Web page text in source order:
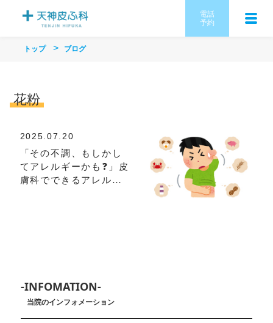
電話
予約
トップ ブログ
花粉
2025.07.20
「その不調、もしかし
てアレルギーかも❓」皮
膚科でできるアレルギ
-INFOMATION-
当院のインフォメーション